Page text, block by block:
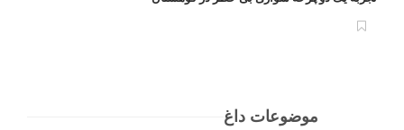
موضوعات داغ